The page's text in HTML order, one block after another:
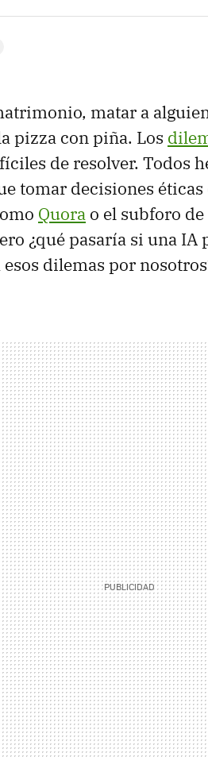
matar a
pizza con piña. Los
de resolver. Todos
tomar decisiones
Quora o el subforo
¿qué pasaría si una
dilemas por